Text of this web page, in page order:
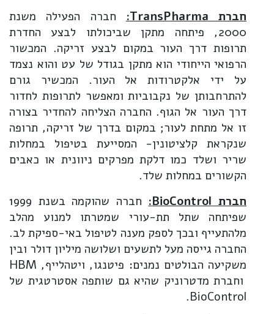
חברת TransPharma
: חברה הפעילה משנת
2000, פיתחה מתקן שביכולתו לבצע החדרת
תרופות דרך העור במקום לבצע זריקה. המכשור
הרפואי הייחודי הוא מתקן בגודל של עט והוא נצמד
על ידי אלקטרודות אל העור. המכשיר גורם
להתרחבותן של נקבוביות ומאפשר לתרופות לחדור
דרך העור אל הגוף. החברה הצליחה להחדיר בצורה
זו אל מתחת לעור; במקום בדרך של זריקה, תרופה
שנקראת קלציטונין- המסייעת בטיפול במחלות
שריר ושלד כמו דלקת מפרקים ניוונית או כאבים
הקשורים במחלות שלד.
חברת BioControl
:
חברה שהוקמה בשנת 1999
שפיתחה שתל תת-עורי שמטרתו למנוע מהלב
מלהתעייף ובכך לספק מענה לטיפול באי-ספיקת לב.
החברה גייסה מעל לתשעים ושלושה מיליון דולר ובין
משקיעה הבולטים נמנים: פיטנגו, ויטהלייף, HBM
וחברת מדטרוניק שהיא גם שותפה אסטרטגית של
BioControl.